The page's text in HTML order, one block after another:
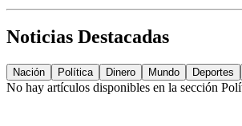
Noticias Destacadas
Nación Política Dinero Mundo Deportes
No hay artículos disponibles en la sección